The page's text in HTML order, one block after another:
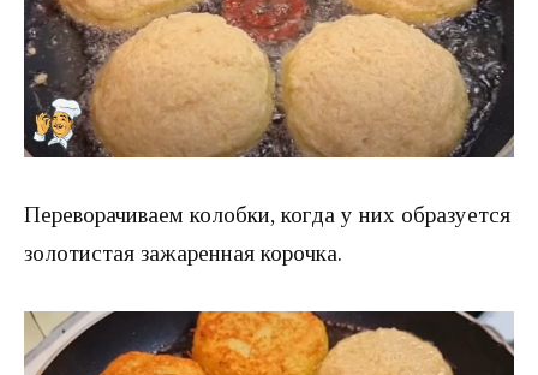
Переворачиваем колобки, когда у них образуется
золотистая зажаренная корочка.